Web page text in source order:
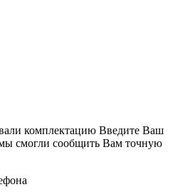
комплектацию Введите Ваш
смогли сообщить Вам точную